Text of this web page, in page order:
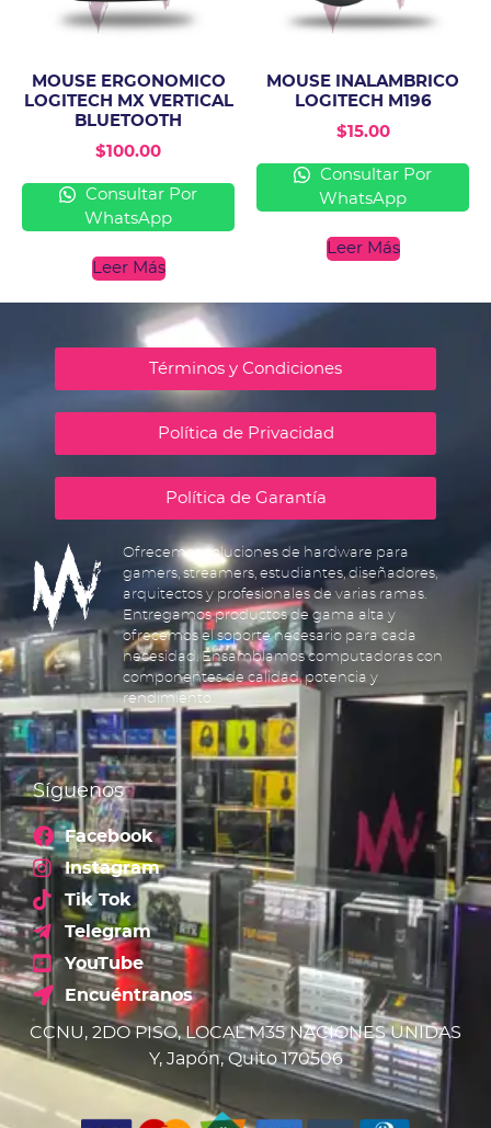
MOUSE ERGONOMICO
LOGITECH MX VERTICAL
BLUETOOTH
$100.00
Consultar Por
WhatsApp
Leer Más
MOUSE INALAMBRICO
LOGITECH M196
$15.00
Consultar Por
WhatsApp
Leer Más
Términos y Condiciones
Política de Privacidad
Política de Garantía
Ofrecemos soluciones de hardware para
gamers, streamers, estudiantes, diseñadores,
arquitectos y profesionales de varias ramas.
Entregamos productos de gama alta y
ofrecemos el soporte necesario para cada
necesidad. Ensamblamos computadoras con
componentes de calidad, potencia y
rendimiento.
Síguenos
Facebook
Instagram
Tik Tok
Telegram
YouTube
Encuéntranos
CCNU, 2DO PISO, LOCAL M35 NACIONES UNIDAS
Y, Japón, Quito 170506